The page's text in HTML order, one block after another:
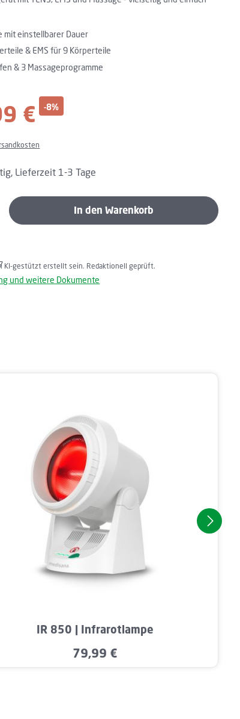
mit einstellbarer Dauer
& EMS für 9 Körperteile
& 3 Massageprogramme
€ -8%
Lieferzeit 1-3 Tage
Gib den gewünschten Wert ein
In den Warenkorb
KI-gestützt erstellt sein. Redaktionell geprüft.
und weitere Dokumente
zu erhöhen oder zu
oder benutze die Schaltflächen
IR 850 | Infrarotlampe
Regulärer Preis:
79,99 €